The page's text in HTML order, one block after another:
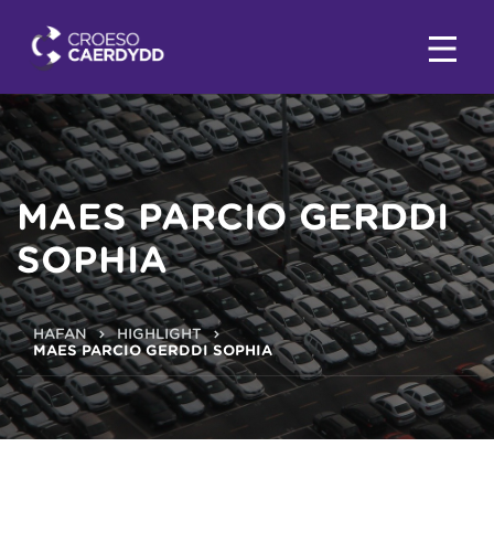
MAES PARCIO GERDDI
SOPHIA
HAFAN
HIGHLIGHT
MAES PARCIO GERDDI SOPHIA